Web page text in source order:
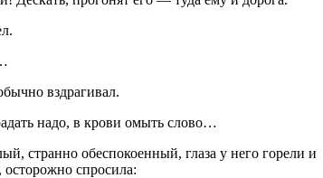
вздрагивал.
надо, в крови омыть слово…
странно обеспокоенный, глаза у него горели и
осторожно спросила: